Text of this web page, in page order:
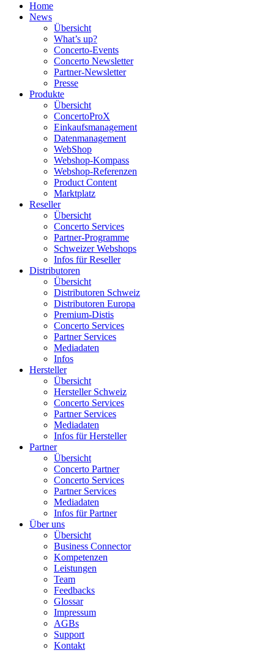
Home
News
Übersicht
What’s up?
Concerto-Events
Concerto Newsletter
Partner-Newsletter
Presse
Produkte
Übersicht
ConcertoProX
Einkaufsmanagement
Datenmanagement
WebShop
Webshop-Kompass
Webshop-Referenzen
Product Content
Marktplatz
Reseller
Übersicht
Concerto Services
Partner-Programme
Schweizer Webshops
Infos für Reseller
Distributoren
Übersicht
Distributoren Schweiz
Distributoren Europa
Premium-Distis
Concerto Services
Partner Services
Mediadaten
Infos
Hersteller
Übersicht
Hersteller Schweiz
Concerto Services
Partner Services
Mediadaten
Infos für Hersteller
Partner
Übersicht
Concerto Partner
Concerto Services
Partner Services
Mediadaten
Infos für Partner
Über uns
Übersicht
Business Connector
Kompetenzen
Leistungen
Team
Feedbacks
Glossar
Impressum
AGBs
Support
Kontakt